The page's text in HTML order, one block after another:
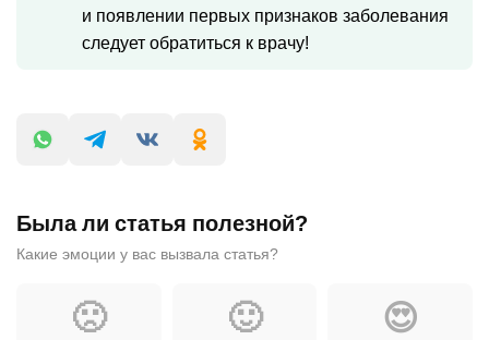
и появлении первых признаков заболевания
следует обратиться к врачу!
Была ли статья полезной?
Какие эмоции у вас вызвала статья?
🙁 🙂 😍